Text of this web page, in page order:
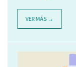
VER MÁS →